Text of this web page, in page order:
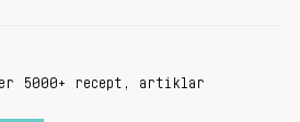
5000+ recept, artiklar